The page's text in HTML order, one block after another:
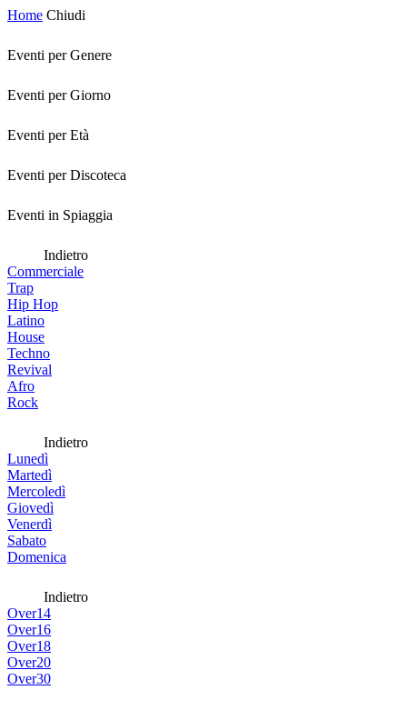
Home Chiudi
Eventi per Genere
Eventi per Giorno
Eventi per Età
Eventi per Discoteca
Eventi in Spiaggia
Indietro
Commerciale
Trap
Hip Hop
Latino
House
Techno
Revival
Afro
Rock
Indietro
Lunedì
Martedì
Mercoledì
Giovedì
Venerdì
Sabato
Domenica
Indietro
Over14
Over16
Over18
Over20
Over30